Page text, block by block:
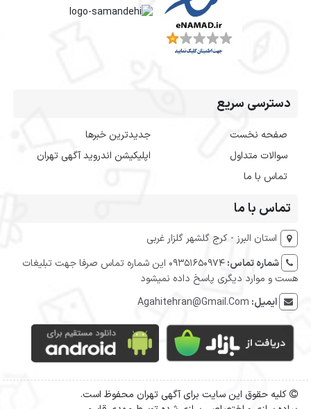
دسترسی سریع
صفحه نخست
سوالات متداول
تماس با ما
جدیدترین خبرها
اپلیکیشن اندروید آگهی تهران
تماس با ما
استان البرز - کرج گلشهر گلزار غربی
شماره تماس:
09351650974 این شماره تماس صرفا جهت تبلیغات
هست و موارد دیگری پاسخ داده نمیشود
ایمیل: Agahitehran@Gmail.Com
کلیه حقوق این سایت برای آگهی تهران محفوظ است.